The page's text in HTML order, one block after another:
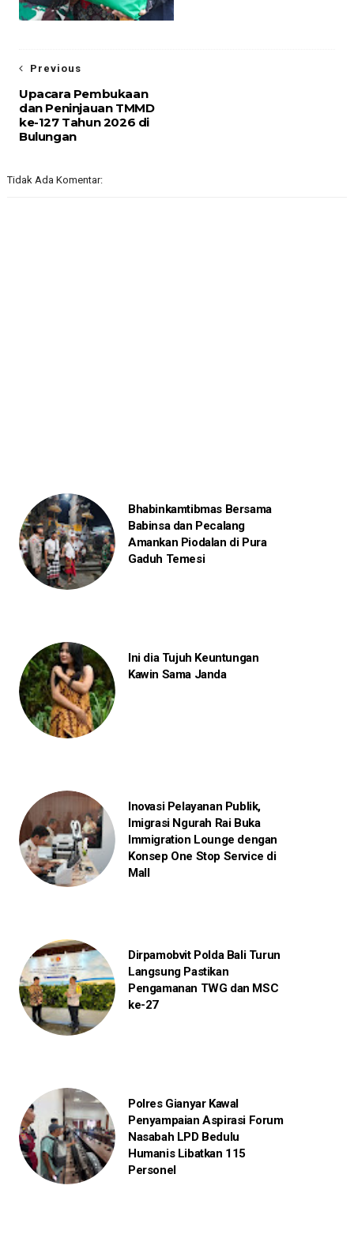
Previous
Upacara Pembukaan
dan Peninjauan TMMD
ke-127 Tahun 2026 di
Bulungan
Tidak Ada Komentar:
Bhabinkamtibmas Bersama
Babinsa dan Pecalang
Amankan Piodalan di Pura
Gaduh Temesi
Ini dia Tujuh Keuntungan
Kawin Sama Janda
Inovasi Pelayanan Publik,
Imigrasi Ngurah Rai Buka
Immigration Lounge dengan
Konsep One Stop Service di
Mall
Dirpamobvit Polda Bali Turun
Langsung Pastikan
Pengamanan TWG dan MSC
ke-27
Polres Gianyar Kawal
Penyampaian Aspirasi Forum
Nasabah LPD Bedulu
Humanis Libatkan 115
Personel